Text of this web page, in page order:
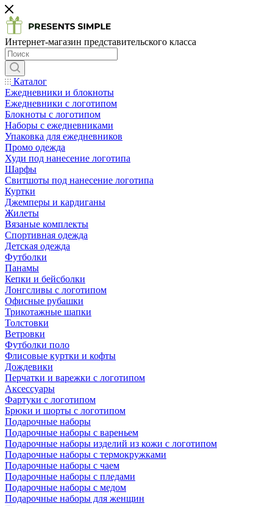
Интернет-магазин представительского класса
Каталог
Ежедневники и блокноты
Ежедневники с логотипом
Блокноты с логотипом
Наборы с ежедневниками
Упаковка для ежедневников
Промо одежда
Худи под нанесение логотипа
Шарфы
Свитшоты под нанесение логотипа
Куртки
Джемперы и кардиганы
Жилеты
Вязаные комплекты
Спортивная одежда
Детская одежда
Футболки
Панамы
Кепки и бейсболки
Лонгсливы с логотипом
Офисные рубашки
Трикотажные шапки
Толстовки
Ветровки
Футболки поло
Флисовые куртки и кофты
Дождевики
Перчатки и варежки с логотипом
Аксессуары
Фартуки с логотипом
Брюки и шорты с логотипом
Подарочные наборы
Подарочные наборы с вареньем
Подарочные наборы изделий из кожи с логотипом
Подарочные наборы с термокружками
Подарочные наборы с чаем
Подарочные наборы с пледами
Подарочные наборы с медом
Подарочные наборы для женщин